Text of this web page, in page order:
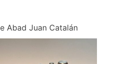
Abad Juan Catalán